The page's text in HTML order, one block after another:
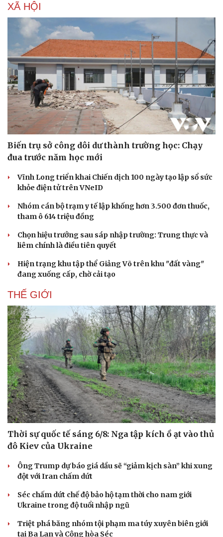
Sân khấu - Điện ảnh
Văn học
Di sản
Nghệ sĩ
XÃ HỘI
Biến trụ sở công dôi dư thành trường học: Chạy
đua trước năm học mới
Vĩnh Long triển khai Chiến dịch 100 ngày tạo lập sổ sức
khỏe điện tử trên VNeID
Nhóm cán bộ trạm y tế lập khống hơn 3.500 đơn thuốc,
tham ô 614 triệu đồng
Chọn hiệu trưởng sau sáp nhập trường: Trung thực và
liêm chính là điều tiên quyết
Hiện trạng khu tập thể Giảng Võ trên khu "đất vàng"
đang xuống cấp, chờ cải tạo
THẾ GIỚI
Thời sự quốc tế sáng 6/8: Nga tập kích ồ ạt vào thủ
đô Kiev của Ukraine
Ông Trump dự báo giá dầu sẽ “giảm kịch sàn” khi xung
đột với Iran chấm dứt
Séc chấm dứt chế độ bảo hộ tạm thời cho nam giới
Ukraine trong độ tuổi nhập ngũ
Triệt phá băng nhóm tội phạm ma túy xuyên biên giới
tại Ba Lan và Cộng hòa Séc